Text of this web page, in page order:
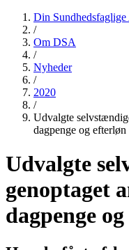
Din Sundhedsfaglige
/
Om DSA
/
Nyheder
/
2020
/
Udvalgte
dagpenge og efterløn
Udvalgte
genoptaget
dagpenge